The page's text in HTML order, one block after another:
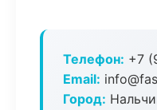
Телефон: +7
Email:
Город: